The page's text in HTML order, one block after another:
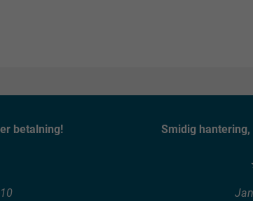
betalning! Smidig